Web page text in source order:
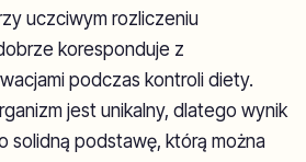
uczciwym rozliczeniu
koresponduje z
podczas kontroli diety.
jest unikalny, dlatego wynik
solidną podstawę, którą można